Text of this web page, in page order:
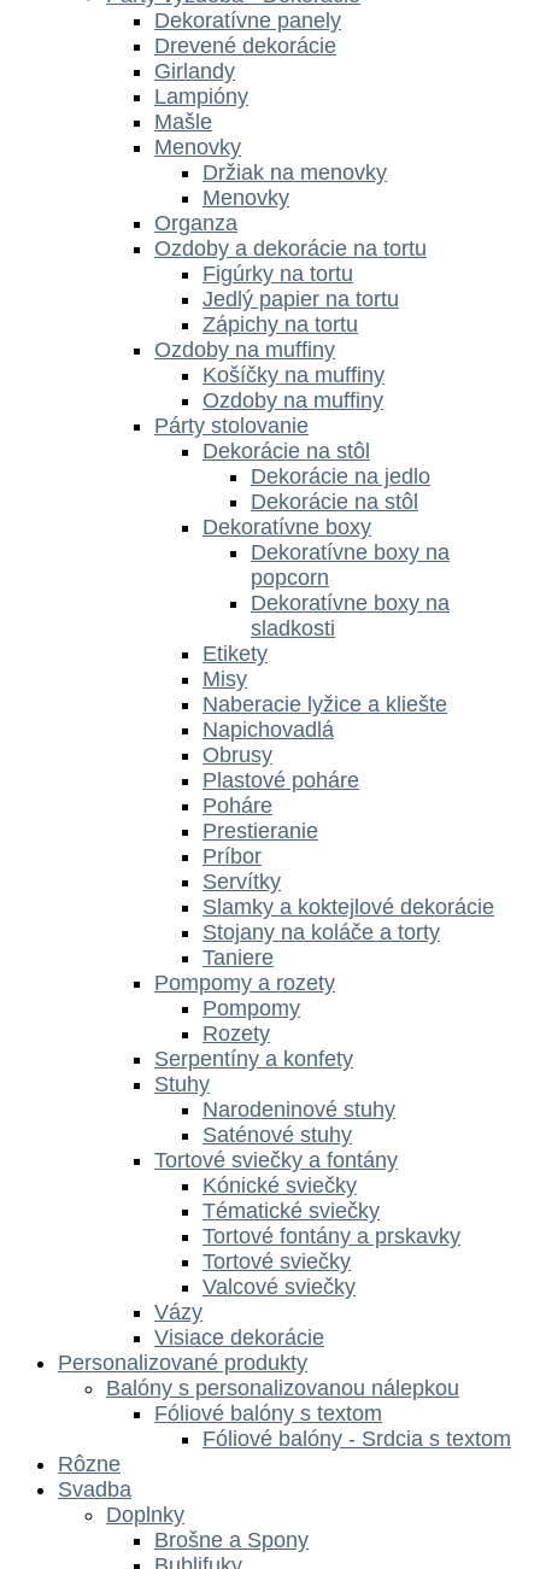
Dekoratívne panely
Drevené dekorácie
Girlandy
Lampióny
Mašle
Menovky
Držiak na menovky
Menovky
Organza
Ozdoby a dekorácie na tortu
Figúrky na tortu
Jedlý papier na tortu
Zápichy na tortu
Ozdoby na muffiny
Košíčky na muffiny
Ozdoby na muffiny
Párty stolovanie
Dekorácie na stôl
Dekorácie na jedlo
Dekorácie na stôl
Dekoratívne boxy
Dekoratívne boxy na
popcorn
Dekoratívne boxy na
sladkosti
Etikety
Misy
Naberacie lyžice a kliešte
Napichovadlá
Obrusy
Plastové poháre
Poháre
Prestieranie
Príbor
Servítky
Slamky a koktejlové dekorácie
Stojany na koláče a torty
Taniere
Pompomy a rozety
Pompomy
Rozety
Serpentíny a konfety
Stuhy
Narodeninové stuhy
Saténové stuhy
Tortové sviečky a fontány
Kónické sviečky
Tématické sviečky
Tortové fontány a prskavky
Tortové sviečky
Valcové sviečky
Vázy
Visiace dekorácie
Personalizované produkty
Balóny s personalizovanou nálepkou
Fóliové balóny s textom
Fóliové balóny - Srdcia s textom
Rôzne
Svadba
Doplnky
Brošne a Spony